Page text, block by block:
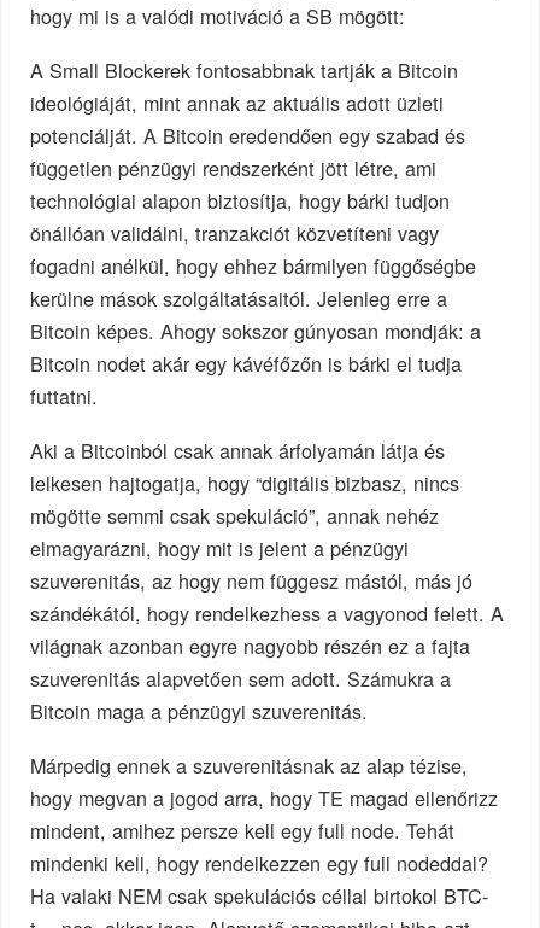
hogy mi is a valódi motiváció a SB mögött:
A Small Blockerek fontosabbnak tartják a Bitcoin
ideológiáját, mint annak az aktuális adott üzleti
potenciálját. A Bitcoin eredendően egy szabad és
független pénzügyi rendszerként jött létre, ami
technológiai alapon biztosítja, hogy bárki tudjon
önállóan validálni, tranzakciót közvetíteni vagy
fogadni anélkül, hogy ehhez bármilyen függőségbe
kerülne mások szolgáltatásaitól. Jelenleg erre a
Bitcoin képes. Ahogy sokszor gúnyosan mondják: a
Bitcoin nodet akár egy kávéfőzőn is bárki el tudja
futtatni.
Aki a Bitcoinból csak annak árfolyamán látja és
lelkesen hajtogatja, hogy “digitális bizbasz, nincs
mögötte semmi csak spekuláció”, annak nehéz
elmagyarázni, hogy mit is jelent a pénzügyi
szuverenitás, az hogy nem függesz mástól, más jó
szándékától, hogy rendelkezhess a vagyonod felett. A
világnak azonban egyre nagyobb részén ez a fajta
szuverenitás alapvetően sem adott. Számukra a
Bitcoin maga a pénzügyi szuverenitás.
Márpedig ennek a szuverenitásnak az alap tézise,
hogy megvan a jogod arra, hogy TE magad ellenőrizz
mindent, amihez persze kell egy full node. Tehát
mindenki kell, hogy rendelkezzen egy full nodeddal?
Ha valaki NEM csak spekulációs céllal birtokol BTC-